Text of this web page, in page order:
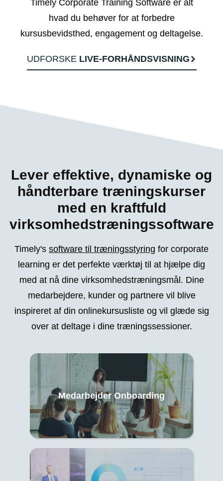
Timely Corporate Training Software er alt
hvad du behøver for at forbedre
kursusbevidsthed, engagement og deltagelse.
UDFORSKE LIVE-FORHÅNDSVISNING
Lever effektive, dynamiske og
håndterbare træningskurser
med en kraftfuld
virksomhedstræningssoftware
Timely's software til træningsstyring for corporate
learning er det perfekte værktøj til at hjælpe dig
med at nå dine virksomhedstræningsmål. Dine
medarbejdere, kunder og partnere vil blive
inspireret af din onlinekursusliste og vil glæde sig
over at deltage i dine træningssessioner.
Medarbejder Onboarding